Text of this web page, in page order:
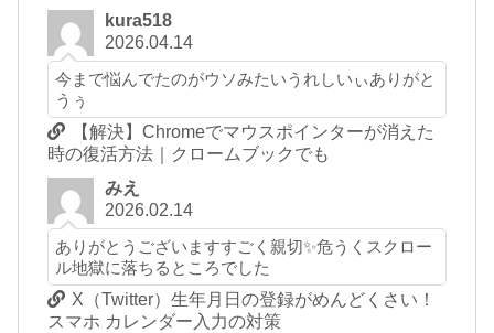
kura518
2026.04.14
今まで悩んでたのがウソみたいうれしいぃありがと
うぅ
【解決】Chromeでマウスポインターが消えた
時の復活方法｜クロームブックでも
みえ
2026.02.14
ありがとうございますすごく親切✨危うくスクロー
ル地獄に落ちるところでした
X（Twitter）生年月日の登録がめんどくさい！
スマホ カレンダー入力の対策